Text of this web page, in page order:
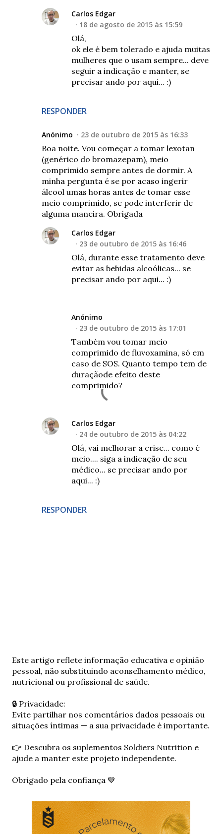
RESPONDER
Carlos Edgar
18 de agosto de 2015 às 15:59
Olá,
ok ele é bem tolerado e ajuda muitas
mulheres que o usam sempre... deve
seguir a indicação e manter, se
precisar ando por aqui... :)
Anónimo 23 de outubro de 2015 às 16:33
Boa noite. Vou começar a tomar lexotan
(genérico do bromazepam), meio
comprimido sempre antes de dormir. A
minha pergunta é se por acaso ingerir
álcool umas horas antes de tomar esse
meio comprimido, se pode interferir de
alguma maneira. Obrigada
RESPONDER
Carlos Edgar
23 de outubro de 2015 às 16:46
Olá, durante esse tratamento deve
evitar as bebidas alcoólicas... se
precisar ando por aqui... :)
Anónimo
23 de outubro de 2015 às 17:01
Também vou tomar meio
comprimido de fluvoxamina, só em
caso de SOS. Quanto tempo tem de
duraçãode efeito deste
comprimido?
Carlos Edgar
24 de outubro de 2015 às 04:22
Olá, vai melhorar a crise... como é
meio.... siga a indicação de seu
médico... se precisar ando por
aqui... :)
E
n
v
a
r
u
c
o
e
Este artigo reflete informação educativa e opinião
pessoal, não substituindo aconselhamento médico,
nutricional ou profissional de saúde.
🔒 Privacidade:
Evite partilhar nos comentários dados pessoais ou
situações íntimas — a sua privacidade é importante.
👉 Descubra os suplementos Soldiers Nutrition e
ajude a manter este projeto independente.
Obrigado pela confiança 💙